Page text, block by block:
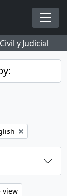
y Judicial
filter:
view